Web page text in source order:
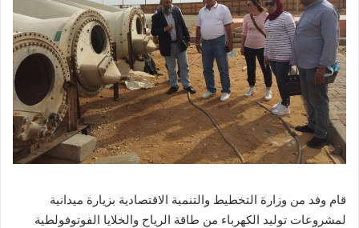
قام وفد من وزارة التخطيط والتنمية الاقتصادية بزيارة ميدانية
لمشروعات توليد الكهرباء من طاقة الرياح والخلايا الفوتوفولطية